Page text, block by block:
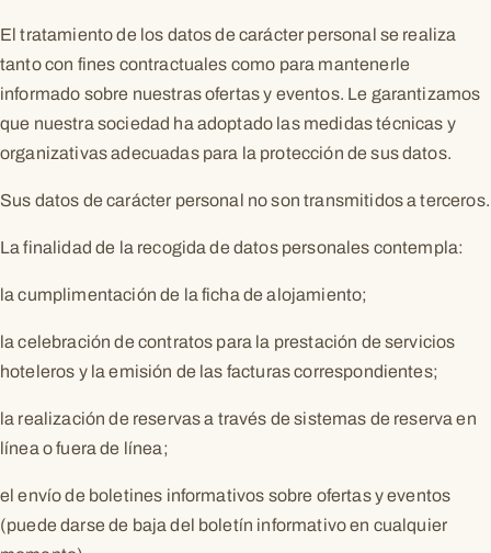
El tratamiento de los datos de carácter personal se realiza
tanto con fines contractuales como para mantenerle
informado sobre nuestras ofertas y eventos. Le garantizamos
que nuestra sociedad ha adoptado las medidas técnicas y
organizativas adecuadas para la protección de sus datos.
Sus datos de carácter personal no son transmitidos a terceros.
La finalidad de la recogida de datos personales contempla:
la cumplimentación de la ficha de alojamiento;
la celebración de contratos para la prestación de servicios
hoteleros y la emisión de las facturas correspondientes;
la realización de reservas a través de sistemas de reserva en
línea o fuera de línea;
el envío de boletines informativos sobre ofertas y eventos
(puede darse de baja del boletín informativo en cualquier